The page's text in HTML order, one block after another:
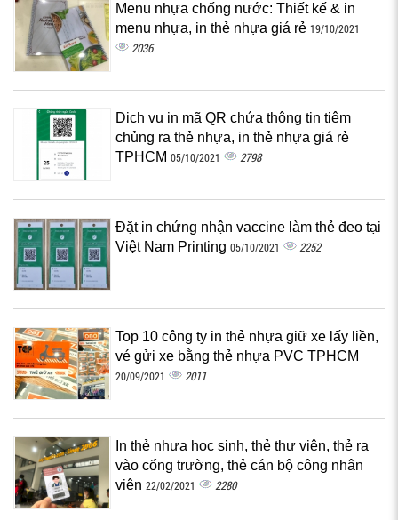
Menu nhựa chống nước: Thiết kế & in
menu nhựa, in thẻ nhựa giá rẻ 19/10/2021
2036
Dịch vụ in mã QR chứa thông tin tiêm
chủng ra thẻ nhựa, in thẻ nhựa giá rẻ
TPHCM 05/10/2021 2798
Đặt in chứng nhận vaccine làm thẻ đeo tại
Việt Nam Printing 05/10/2021 2252
Top 10 công ty in thẻ nhựa giữ xe lấy liền,
vé gửi xe bằng thẻ nhựa PVC TPHCM
20/09/2021 2011
In thẻ nhựa học sinh, thẻ thư viện, thẻ ra
vào cổng trường, thẻ cán bộ công nhân
viên 22/02/2021 2280